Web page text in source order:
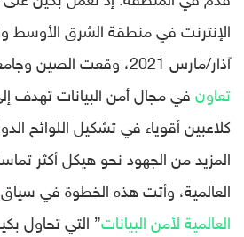
الإنترنت في منطقة الشرق الأوسط
آذار/مارس 2021، وقعت الصين وجامعة الدول العربية
تعاونفي مجال أمن البيانات تهدف
كلاعبين أقوياء في تشكيل اللوائح
المزيد من الجهود نحو هيكل أكثر
العالمية، وأتت هذه الخطوة في
العالمية لأمن البيانات” التي تحاول